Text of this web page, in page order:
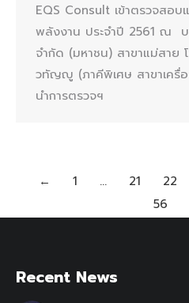
EQS Consult เข้าตรวจสอบ
พลังงาน ประจำปี 2561 ณ
จำกัด (มหาชน) สาขาแม่สา
วทัญญู (ภาคีพิเศษ สาขาเครื่
นำการตรวจฯ
← 1 … 21 22
56
Recent News